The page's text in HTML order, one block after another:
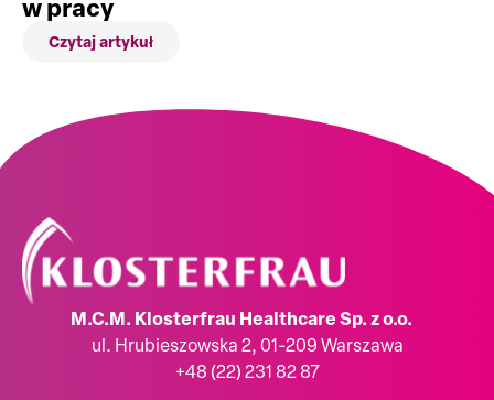
Czytaj artykuł
M.C.M. Klosterfrau Healthcare Sp. z o.o.
ul. Hrubieszowska 2, 01-209 Warszawa
+48 (22) 231 82 87